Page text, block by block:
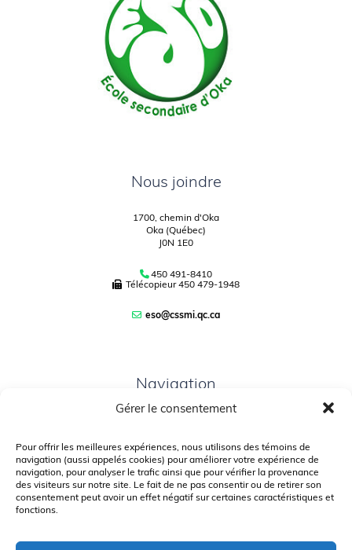
Gérer le consentement
Pour offrir les meilleures expériences, nous utilisons des témoins de
navigation (aussi appelés cookies) pour améliorer votre expérience de
navigation, pour analyser le trafic ainsi que pour vérifier la provenance
des visiteurs sur notre site. Le fait de ne pas consentir ou de retirer son
consentement peut avoir un effet négatif sur certaines caractéristiques et
fonctions.
Nous joindre
1700, chemin d'Oka
Oka (Québec)
J0N 1E0
450 491-8410
Télécopieur450 479-1948
eso@cssmi.qc.ca
Navigation
PORTAIL PARENTS
PLAINTE – SERVICE À L’ÉLÈVE
POLITIQUE DE CONFIDENTIALITÉ